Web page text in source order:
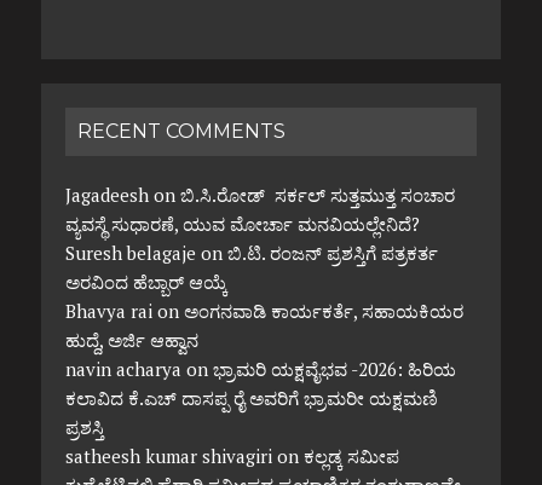
RECENT COMMENTS
Jagadeeshon ಬಿ.ಸಿ.ರೋಡ್ ಸರ್ಕಲ್ ಸುತ್ತಮುತ್ತ ಸಂಚಾರ
ವ್ಯವಸ್ಥೆ ಸುಧಾರಣೆ, ಯುವ ಮೋರ್ಚಾ ಮನವಿಯಲ್ಲೇನಿದೆ?
Suresh belagaje on ಬಿ.ಟಿ. ರಂಜನ್ ಪ್ರಶಸ್ತಿಗೆ ಪತ್ರಕರ್ತ
ಅರವಿಂದ ಹೆಬ್ಬಾರ್ ಆಯ್ಕೆ
Bhavya raion ಅಂಗನವಾಡಿ ಕಾರ್ಯಕರ್ತೆ, ಸಹಾಯಕಿಯರ
ಹುದ್ದೆ, ಅರ್ಜಿ ಆಹ್ವಾನ
navin acharya on ಭ್ರಾಮರಿ ಯಕ್ಷವೈಭವ -2026: ಹಿರಿಯ
ಕಲಾವಿದ ಕೆ.ಎಚ್ ದಾಸಪ್ಪ ರೈ ಅವರಿಗೆ ಭ್ರಾಮರೀ ಯಕ್ಷಮಣಿ
ಪ್ರಶಸ್ತಿ
satheesh kumar shivagirion ಕಲ್ಲಡ್ಕ ಸಮೀಪ